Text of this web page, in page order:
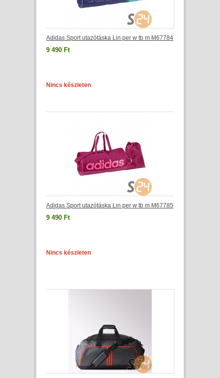
Adidas Sport utazótáska Lin per w tb m M67784
9 490 Ft
Nincs készleten
Adidas Sport utazótáska Lin per w tb m M67785
9 490 Ft
Nincs készleten